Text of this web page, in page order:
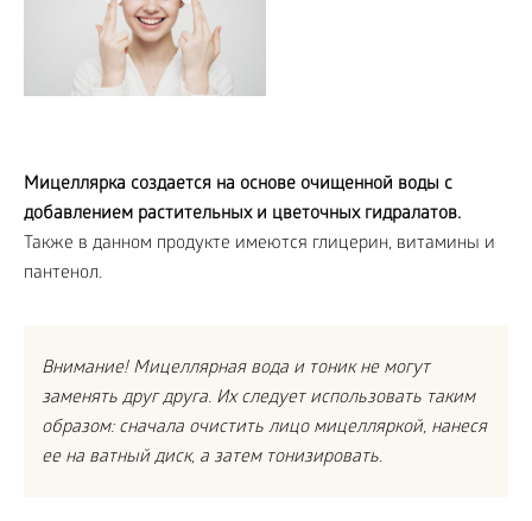
Мицеллярка создается на основе очищенной воды с
добавлением растительных и цветочных гидралатов.
Также в данном продукте имеются глицерин, витамины и
пантенол.
Внимание! Мицеллярная вода и тоник не могут
заменять друг друга. Их следует использовать таким
образом: сначала очистить лицо мицелляркой, нанеся
ее на ватный диск, а затем тонизировать.